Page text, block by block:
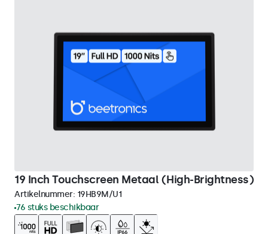
19 Inch Touchscreen Metaal (High-Brightness)
Artikelnummer: 19HB9M/U1
76 stuks beschikbaar